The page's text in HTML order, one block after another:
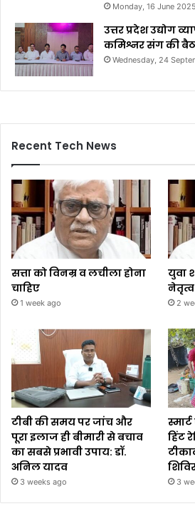
Monday, 16 June
उत्तर प्रदेश उद्योग
कमिश्नर संग की
Wednesday, 24
Recent Tech News
सत्ता को विनम्र व लचीला होना
चाहिए
1 week ago
युवा
नेतृत्व
2
टीबी की समय पर जांच और
पूरा इलाज ही बीमारी से बचाव
का सबसे प्रभावी उपाय: डॉ.
अनिल यादव
3 weeks ago
हिंट
3